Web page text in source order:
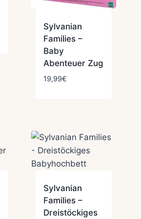
Sylvanian
Families –
Baby
Abenteuer Zug
19,99€
Sylvanian
Families –
Dreistöckiges